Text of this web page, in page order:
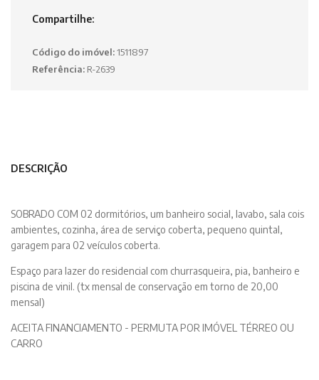
Compartilhe:
Código do imóvel:1511897
Referência: R-2639
DESCRIÇÃO
SOBRADO COM 02 dormitórios, um banheiro social, lavabo, sala cois
ambientes, cozinha, área de serviço coberta, pequeno quintal,
garagem para 02 veículos coberta.
Espaço para lazer do residencial com churrasqueira, pia, banheiro e
piscina de vinil. (tx mensal de conservação em torno de 20,00
mensal)
ACEITA FINANCIAMENTO - PERMUTA POR IMÓVEL TÉRREO OU
CARRO